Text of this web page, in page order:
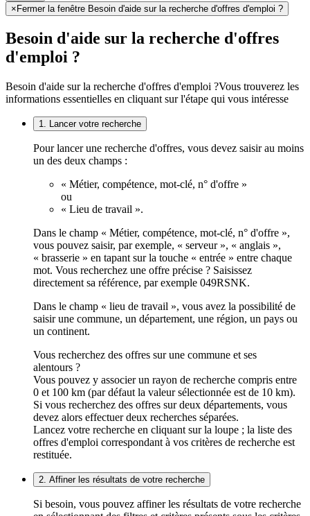
×Fermer la fenêtre Besoin d'aide sur la recherche d'offres d'emploi ?
Besoin d'aide sur la recherche d'offres
d'emploi ?
Besoin d'aide sur la recherche d'offres d'emploi ?Vous trouverez les
informations essentielles en cliquant sur l'étape qui vous intéresse
1. Lancer votre recherche
Pour lancer une recherche d'offres, vous devez saisir au moins
un des deux champs :
« Métier, compétence, mot-clé, n° d'offre »
ou
« Lieu de travail ».
Dans le champ « Métier, compétence, mot-clé, n° d'offre »,
vous pouvez saisir, par exemple, « serveur », « anglais »,
« brasserie » en tapant sur la touche « entrée » entre chaque
mot. Vous recherchez une offre précise ? Saisissez
directement sa référence, par exemple 049RSNK.
Dans le champ « lieu de travail », vous avez la possibilité de
saisir une commune, un département, une région, un pays ou
un continent.
Vous recherchez des offres sur une commune et ses
alentours ?
Vous pouvez y associer un rayon de recherche compris entre
0 et 100 km (par défaut la valeur sélectionnée est de 10 km).
Si vous recherchez des offres sur deux départements, vous
devez alors effectuer deux recherches séparées.
Lancez votre recherche en cliquant sur la loupe ; la liste des
offres d'emploi correspondant à vos critères de recherche est
restituée.
2. Affiner les résultats de votre recherche
Si besoin, vous pouvez affiner les résultats de votre recherche